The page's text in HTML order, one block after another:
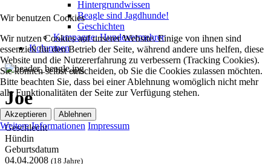
Hintergrundwissen
Beagle sind Jagdhunde!
Geschichten
Kampagne: Hundevermehrer
Kolumnen
Joe
Geschlecht
Hündin
Geburtsdatum
04.04.2008 (18 Jahre)
Wir benutzen Cookies
Wir nutzen Cookies auf unserer Website. Einige von ihnen sind
essenziell für den Betrieb der Seite, während andere uns helfen, diese
Website und die Nutzererfahrung zu verbessern (Tracking Cookies).
Sie können selbst entscheiden, ob Sie die Cookies zulassen möchten.
Bitte beachten Sie, dass bei einer Ablehnung womöglich nicht mehr
alle Funktionalitäten der Seite zur Verfügung stehen.
Akzeptieren Ablehnen
Weitere Informationen Impressum